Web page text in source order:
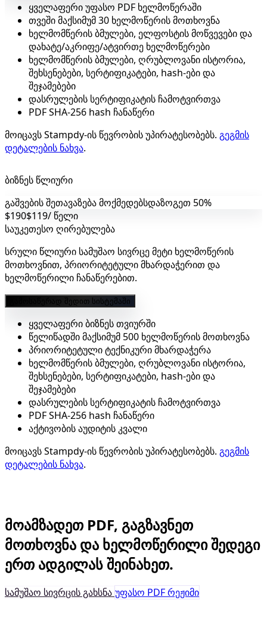
ყველაფერი უფასო PDF ხელმოწერაში
თვეში მაქსიმუმ 30 ხელმოწერის მოთხოვნა
ხელმომწერის ბმულები, ელფოსტის მოწვევები და
დახატე/აკრიფე/ატვირთე ხელმოწერები
ხელმომწერის ბმულები, ღრუბლოვანი ისტორია,
შეხსენებები, სერტიფიკატები, hash-ები და
შეჯამებები
დასრულების სერტიფიკატის ჩამოტვირთვა
PDF SHA-256 hash ჩანაწერი
მოიცავს Stampdy-ის წევრობის უპირატესობებს. გეგმის
დეტალების ნახვა.
ბიზნეს წლიური
გაშვების შეთავაზება მოქმედებსდაზოგეთ 50%
$190$119/ წელი
საუკეთესო ღირებულება
სრული წლიური სამუშაო სივრცე მეტი ხელმოწერის
მოთხოვნით, პრიორიტეტული მხარდაჭერით და
ხელმოწერილი ჩანაწერებით.
გამოსაწერად შედით სისტემაში
ყველაფერი ბიზნეს თვიურში
წელიწადში მაქსიმუმ 500 ხელმოწერის მოთხოვნა
პრიორიტეტული ტექნიკური მხარდაჭერა
ხელმომწერის ბმულები, ღრუბლოვანი ისტორია,
შეხსენებები, სერტიფიკატები, hash-ები და
შეჯამებები
დასრულების სერტიფიკატის ჩამოტვირთვა
PDF SHA-256 hash ჩანაწერი
აქტივობის აუდიტის კვალი
მოიცავს Stampdy-ის წევრობის უპირატესობებს. გეგმის
დეტალების ნახვა.
მოამზადეთ PDF, გაგზავნეთ
მოთხოვნა და ხელმოწერილი შედეგი
ერთ ადგილას შეინახეთ.
სამუშაო სივრცის გახსნა უფასო PDF რეჟიმი